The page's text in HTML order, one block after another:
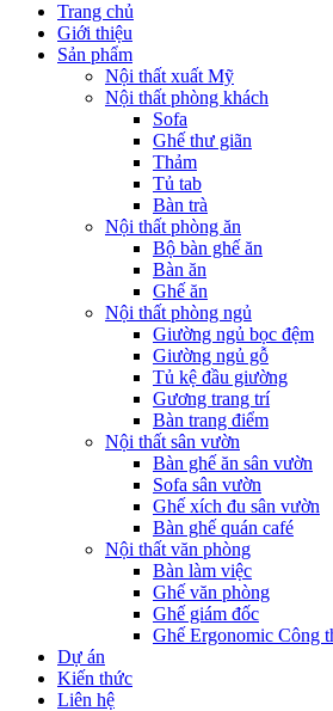
Trang chủ
Giới thiệu
Sản phẩm
Nội thất xuất Mỹ
Nội thất phòng khách
Sofa
Ghế thư giãn
Thảm
Tủ tab
Bàn trà
Nội thất phòng ăn
Bộ bàn ghế ăn
Bàn ăn
Ghế ăn
Nội thất phòng ngủ
Giường ngủ bọc đệm
Giường ngủ gỗ
Tủ kệ đầu giường
Gương trang trí
Bàn trang điểm
Nội thất sân vườn
Bàn ghế ăn sân vườn
Sofa sân vườn
Ghế xích đu sân vườn
Bàn ghế quán café
Nội thất văn phòng
Bàn làm việc
Ghế văn phòng
Ghế giám đốc
Ghế Ergonomic Công
Dự án
Kiến thức
Liên hệ